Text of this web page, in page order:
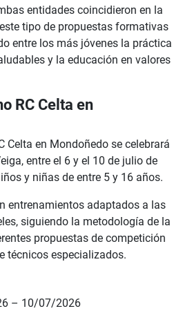
entidades coincidieron en la
tipo de propuestas formativas
entre los más jóvenes la práctica
y la educación en valores
RC Celta en
Celta en Mondoñedo se celebrará
entre el 6 y el 10 de julio de
y niñas de entre 5 y 16 años.
entrenamientos adaptados a las
siguiendo la metodología de la
propuestas de competición
técnicos especializados.
– 10/07/2026